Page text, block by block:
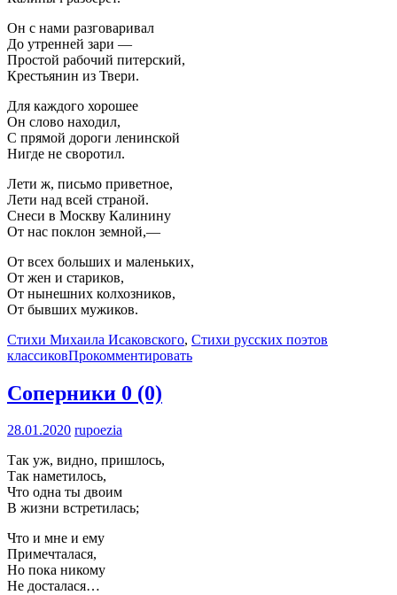
Он с нами разговаривал
До утренней зари —
Простой рабочий питерский,
Крестьянин из Твери.
Для каждого хорошее
Он слово находил,
С прямой дороги ленинской
Нигде не своротил.
Лети ж, письмо приветное,
Лети над всей страной.
Снеси в Москву Калинину
От нас поклон земной,—
От всех больших и маленьких,
От жен и стариков,
От нынешних колхозников,
От бывших мужиков.
Стихи Михаила Исаковского, Стихи русских поэтов
классиковПрокомментировать
Соперники 0 (0)
28.01.2020 rupoezia
Так уж, видно, пришлось,
Так наметилось,
Что одна ты двоим
В жизни встретилась;
Что и мне и ему
Примечталася,
Но пока никому
Не досталася…